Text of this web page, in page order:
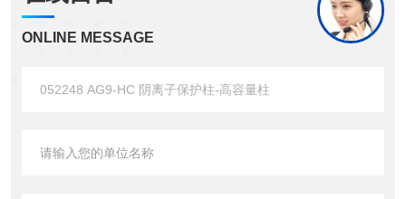
ONLINE MESSAGE